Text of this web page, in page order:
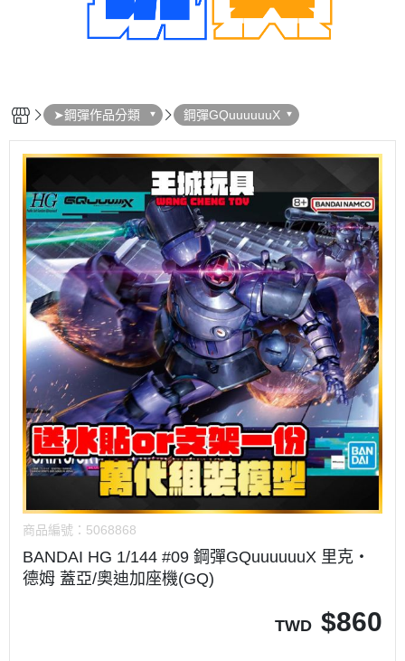
➤鋼彈作品分類 鋼彈GQuuuuuuX
商品編號： 5068868
BANDAI HG 1/144 #09 鋼彈GQuuuuuuX 里克・
德姆 蓋亞/奧迪加座機(GQ)
TWD $860